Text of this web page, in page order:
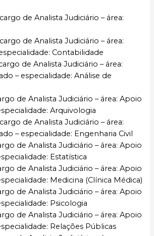
de Analista Judiciário – área:
de Analista Judiciário – área:
Contabilidade
de Analista Judiciário – área:
– especialidade: Análise de
de Analista Judiciário – área: Apoio
Arquivologia
de Analista Judiciário – área:
– especialidade: Engenharia Civil
de Analista Judiciário – área: Apoio
Estatística
de Analista Judiciário – área: Apoio
Medicina (Clínica Médica)
de Analista Judiciário – área: Apoio
Psicologia
de Analista Judiciário – área: Apoio
Relações Públicas